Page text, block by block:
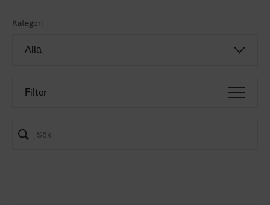
Kategori
Filter